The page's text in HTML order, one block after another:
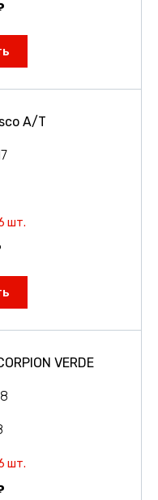
A/T
шт.
VERDE
шт.